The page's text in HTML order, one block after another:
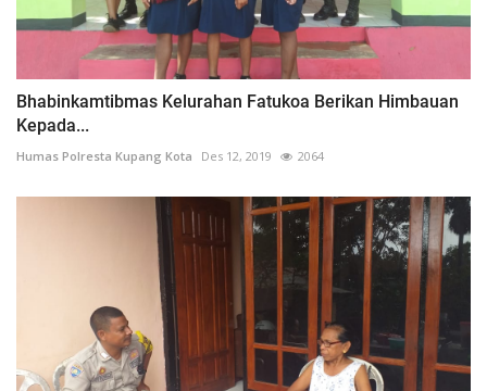
Bhabinkamtibmas Kelurahan Fatukoa Berikan Himbauan
Kepada...
Humas Polresta Kupang Kota Des 12, 2019 2064